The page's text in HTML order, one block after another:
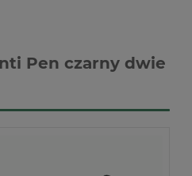
Pen czarny dwie